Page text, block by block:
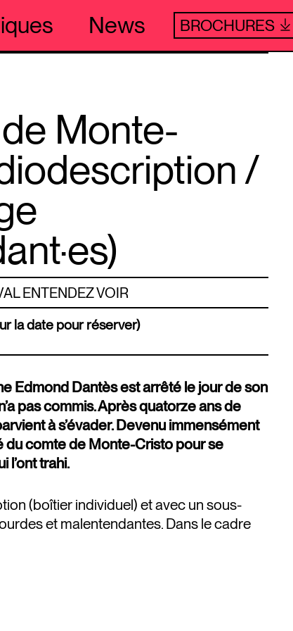
News BROCHURES
Monte-
/
ENTENDEZ VOIR
la date pour réserver)
Edmond Dantès est arrêté le jour de son
pas commis. Après quatorze ans de
à s’évader. Devenu immensément
du comte de Monte-Cristo pour se
l’ont trahi.
(boîtier individuel) et avec un sous-
et malentendantes. Dans le cadre